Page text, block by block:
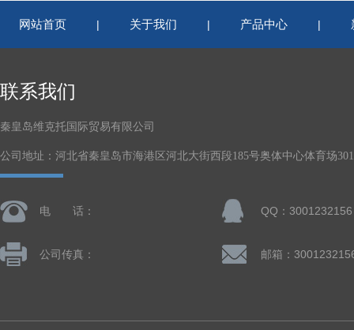
网站首页 | 关于我们 | 产品中心 |
联系我们
秦皇岛维克托国际贸易有限公司
公司地址：河北省秦皇岛市海港区河北大街西段185号奥体中心体育场
电 话： QQ：3001232156
公司传真： 邮箱：